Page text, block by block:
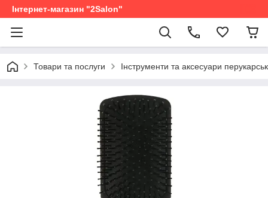
Інтернет-магазин "2Salon"
Товари та послуги Інструменти та аксесуари